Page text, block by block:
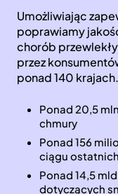
Umożliwiając
poprawiamy
chorób
przez
ponad 140 krajach.
Ponad 20,5
chmury
Ponad 156
ciągu
Ponad 14,5
dotyczących